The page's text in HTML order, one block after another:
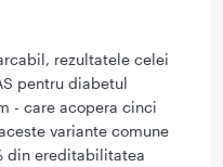
rezultatele celei
pentru diabetul
- care acopera cinci
variante comune
din ereditabilitatea